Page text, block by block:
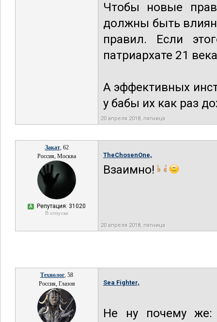
Чтобы новые
должны быть
правил. Если
патриархате 21
А эффективных
у бабы их как раз
20 апреля 2018, пятница
Закат, 62
Россия, Москва
А Репутация: 31020
В отпуске
TheChosenOne,
Взаимно!
20 апреля 2018, пятница
Технолог, 58
Россия, Глазов
Sea Fighter,
Не ну почему же: